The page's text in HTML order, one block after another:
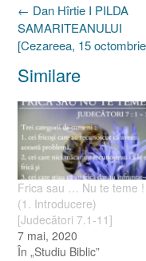
Post
navigation
← Dan Hîrtie I PILDA
SAMARITEANULUI
[Cezareea, 15
Similare
Frica sau … Nu te teme !
(1. Introducere)
[Judecători 7.1-11]
7 mai, 2020
În „Studiu Biblic”